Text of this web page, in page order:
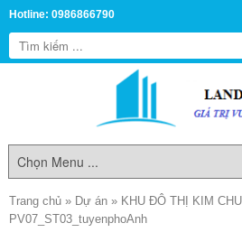
Hotline: 0986866790
Trang chủ » Dự án » KHU ĐÔ THỊ KIM
PV07_ST03_tuyenphoAnh